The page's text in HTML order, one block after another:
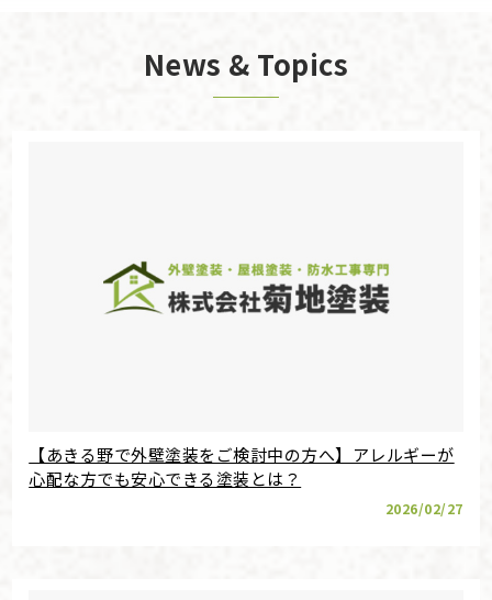
News & Topics
【あきる野で外壁塗装をご検討中の方へ】アレルギーが
心配な方でも安心できる塗装とは？
2026/02/27